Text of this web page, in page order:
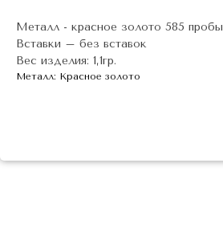
Металл - красное золото 585 пробы
Вставки – без вставок
Вес изделия: 1,1гр.
Металл: Красное золото